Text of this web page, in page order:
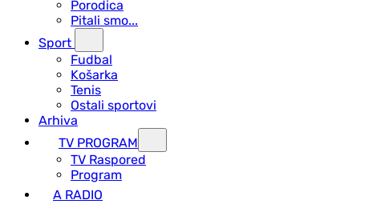
Porodica
Pitali smo...
Sport
Fudbal
Košarka
Tenis
Ostali sportovi
Arhiva
TV PROGRAM
ТV Raspored
Program
A RADIO